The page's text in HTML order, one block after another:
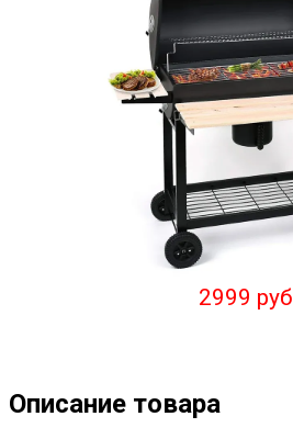
2999 руб
Описание товара